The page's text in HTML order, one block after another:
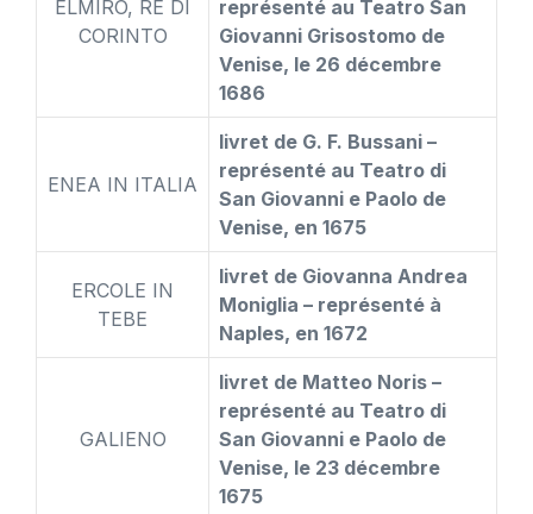
ELMIRO, RE DI
CORINTO
représenté au Teatro San
Giovanni Grisostomo de
Venise, le 26 décembre
1686
ENEA IN ITALIA
livret de G. F. Bussani –
représenté au Teatro di
San Giovanni e Paolo de
Venise, en 1675
ERCOLE IN
TEBE
livret de Giovanna Andrea
Moniglia – représenté à
Naples, en 1672
GALIENO
livret de Matteo Noris –
représenté au Teatro di
San Giovanni e Paolo de
Venise, le 23 décembre
1675